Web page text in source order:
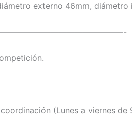
externo 46mm, diámetro
(Lunes a viernes de